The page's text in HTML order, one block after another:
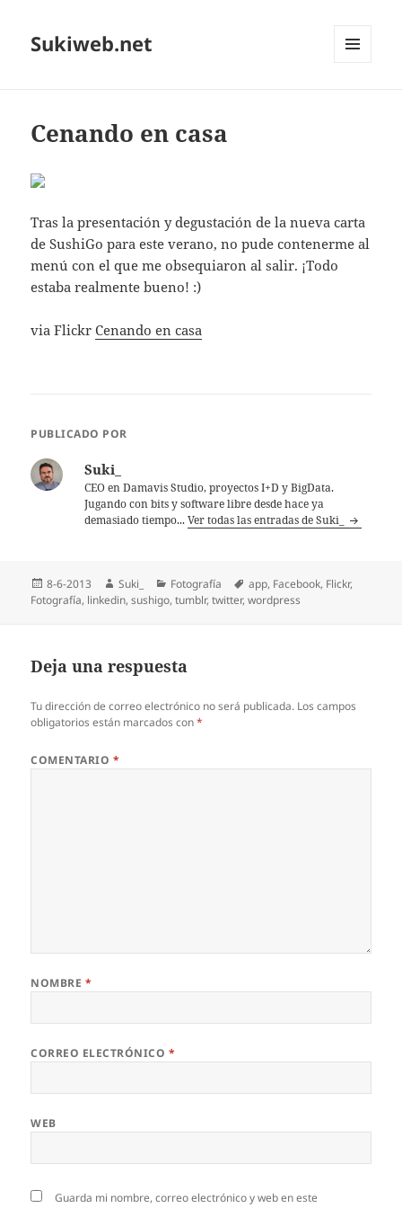
Sukiweb.net
Cenando en casa
Tras la presentación y degustación de la nueva carta
de SushiGo para este verano, no pude contenerme al
menú con el que me obsequiaron al salir. ¡Todo
estaba realmente bueno! :)
via FlickrCenando en casa
PUBLICADO POR
Suki_
CEO en Damavis Studio, proyectos I+D y BigData.
Jugando con bits y software libre desde hace ya
demasiado tiempo...Ver todas las entradas de Suki_
Publicado
el
8-6-2013 Autor
Suki_ Categorías
Fotografía Etiquetas
app, Facebook, Flickr,
Fotografí­a, linkedin,sushigo,tumblr,twitter,wordpress
Deja una respuesta
Tu dirección de correo electrónico no será publicada. Los campos
obligatorios están marcados con*
COMENTARIO *
NOMBRE *
CORREO ELECTRÓNICO *
WEB
Guarda mi nombre, correo electrónico y web en este